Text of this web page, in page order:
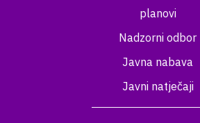
planovi
Nadzorni odbor
Javna nabava
Javni natječaji